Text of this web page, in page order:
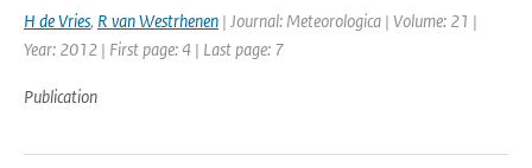
H de Vries, R van Westrhenen | Journal: Meteorologica | Volume: 21 |
Year: 2012 | First page: 4 | Last page: 7
Publication